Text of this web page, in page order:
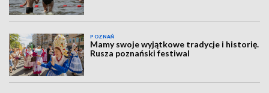
POZNAŃ
Mamy swoje wyjątkowe tradycje i historię.
Rusza poznański festiwal